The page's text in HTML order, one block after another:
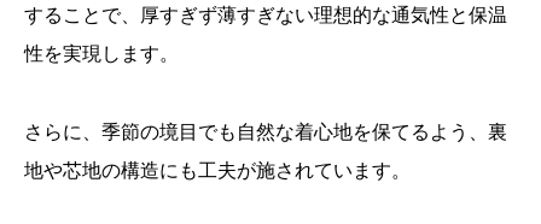
することで、厚すぎず薄すぎない理想的な通気性と保温
性を実現します。
さらに、季節の境目でも自然な着心地を保てるよう、裏
地や芯地の構造にも工夫が施されています。